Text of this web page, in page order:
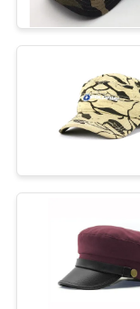
EXCURSÃO
FÁBRICA
DA
QUALIDADE